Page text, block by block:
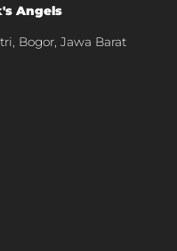
Angels
Bogor, Jawa Barat